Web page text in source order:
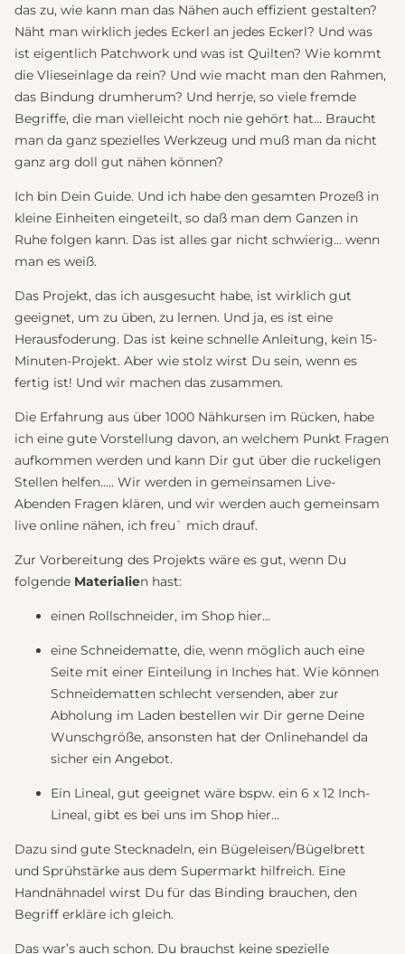
das zu, wie kann man das Nähen auch effizient gestalten?
Näht man wirklich jedes Eckerl an jedes Eckerl? Und was
ist eigentlich Patchwork und was ist Quilten? Wie kommt
die Vlieseinlage da rein? Und wie macht man den Rahmen,
das Bindung drumherum? Und herrje, so viele fremde
Begriffe, die man vielleicht noch nie gehört hat… Braucht
man da ganz spezielles Werkzeug und muß man da nicht
ganz arg doll gut nähen können?
Ich bin Dein Guide. Und ich habe den gesamten Prozeß in
kleine Einheiten eingeteilt, so daß man dem Ganzen in
Ruhe folgen kann. Das ist alles gar nicht schwierig… wenn
man es weiß.
Das Projekt, das ich ausgesucht habe, ist wirklich gut
geeignet, um zu üben, zu lernen. Und ja, es ist eine
Herausfoderung. Das ist keine schnelle Anleitung, kein 15-
Minuten-Projekt. Aber wie stolz wirst Du sein, wenn es
fertig ist! Und wir machen das zusammen.
Die Erfahrung aus über 1000 Nähkursen im Rücken, habe
ich eine gute Vorstellung davon, an welchem Punkt Fragen
aufkommen werden und kann Dir gut über die ruckeligen
Stellen helfen..… Wir werden in gemeinsamen Live-
Abenden Fragen klären, und wir werden auch gemeinsam
live online nähen, ich freu` mich drauf.
Zur Vorbereitung des Projekts wäre es gut, wenn Du
folgende Materialien hast:
einen Rollschneider, im Shop hier...
eine Schneidematte, die, wenn möglich auch eine
Seite mit einer Einteilung in Inches hat. Wie können
Schneidematten schlecht versenden, aber zur
Abholung im Laden bestellen wir Dir gerne Deine
Wunschgröße, ansonsten hat der Onlinehandel da
sicher ein Angebot.
Ein Lineal, gut geeignet wäre bspw. ein 6 x 12 Inch-
Lineal, gibt es bei uns im Shop hier...
Dazu sind gute Stecknadeln, ein Bügeleisen/Bügelbrett
und Sprühstärke aus dem Supermarkt hilfreich. Eine
Handnähnadel wirst Du für das Binding brauchen, den
Begriff erkläre ich gleich.
Das war’s auch schon. Du brauchst keine spezielle